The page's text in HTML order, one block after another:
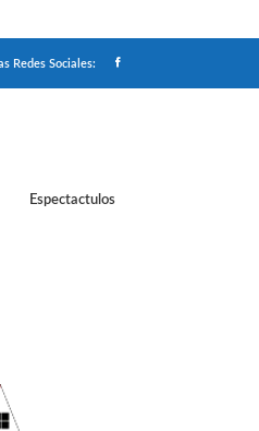
Redes Sociales:
Espectactulos